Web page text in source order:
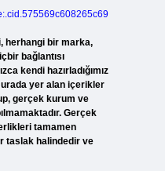
herhangi bir marka,
bağlantısı
kendi hazırladığımız
yer alan içerikler
gerçek kurum ve
Gerçek
tamamen
taslak halindedir ve